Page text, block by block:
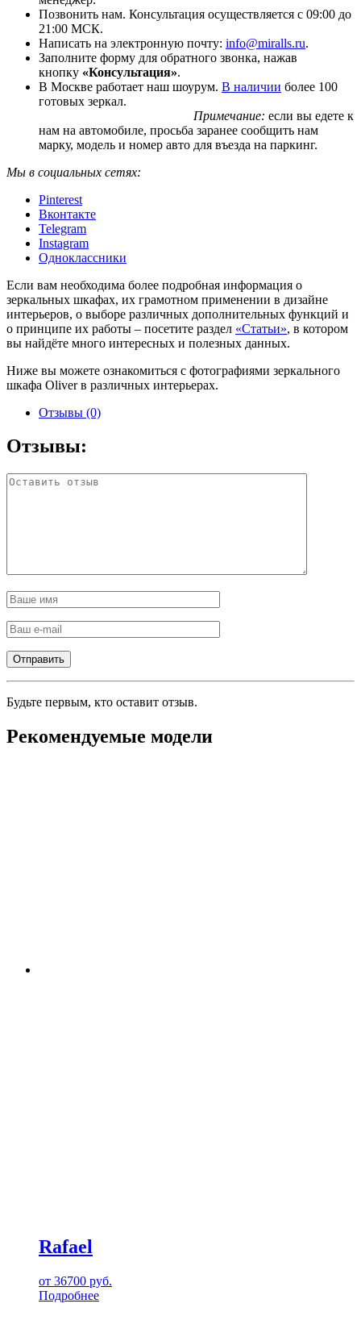
Позвонить нам. Консультация осуществляется с 09:00 до
21:00 МСК.
Написать на электронную почту: info@miralls.ru.
Заполните форму для обратного звонка, нажав
кнопку «Консультация».
В Москве работает наш шоурум. В наличии более 100
готовых зеркал.
Примечание: если вы едете к
нам на автомобиле, просьба заранее сообщить нам
марку, модель и номер авто для въезда на паркинг.
Мы в социальных сетях:
Pinterest
Вконтакте
Telegram
Instagram
Одноклассники
Если вам необходима более подробная информация о
зеркальных шкафах, их грамотном применении в дизайне
интерьеров, о выборе различных дополнительных функций и
о принципе их работы – посетите раздел «Статьи», в котором
вы найдёте много интересных и полезных данных.
Ниже вы можете ознакомиться с фотографиями зеркального
шкафа Oliver в различных интерьерах.
Отзывы (0)
Отзывы:
Будьте первым, кто оставит отзыв.
Рекомендуемые модели
Rafael
от 36700 руб.
Подробнее